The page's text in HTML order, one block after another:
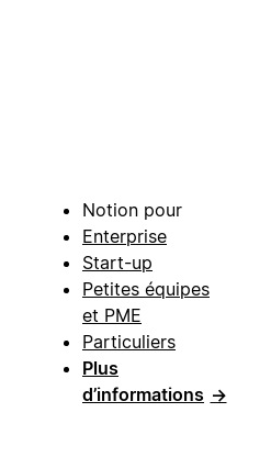
Notion pour
Enterprise
Start-up
Petites équipes
et PME
Particuliers
Plus
d’informations →